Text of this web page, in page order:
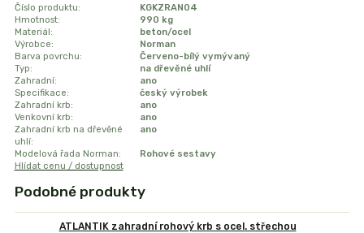
Číslo produktu:
KGKZRAN04
Hmotnost:
990 kg
Materiál:
beton/ocel
Výrobce:
Norman
Barva povrchu:
Červeno-bílý vymývaný
Typ:
na dřevěné uhlí
Zahradní:
ano
Specifikace:
český výrobek
Zahradní krb:
ano
Venkovní krb:
ano
Zahradní krb na dřevěné
uhlí:
ano
Modelová řada Norman:
Rohové sestavy
Hlídat cenu / dostupnost
Podobné produkty
ATLANTIK zahradní rohový krb s ocel. střechou